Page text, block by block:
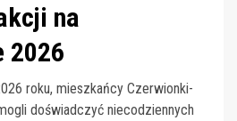
na
2026
roku, mieszkańcy Czerwionki-
doświadczyć niecodziennych